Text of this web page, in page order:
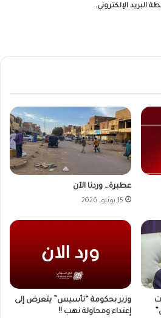
البريد الإلكتروني.
عطبرة… وردنا الآن
15 يونيو، 2026
وزير بحكومة “تأسيس” يتعرض إلى
إعتداء ومحاولة نهب !!